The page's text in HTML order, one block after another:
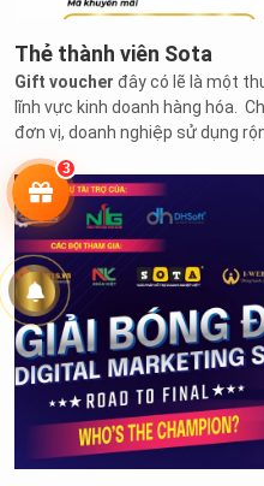
3
Thẻ thành viên Sota
Gift voucher đây có lẽ là một
lĩnh vực kinh doanh hàng hóa.
đơn vị, doanh nghiệp sử dụng
đem đến rất nhiều lợi ích thiết
doanh nghiệp.
Tuyển
dụng
Hoạt động